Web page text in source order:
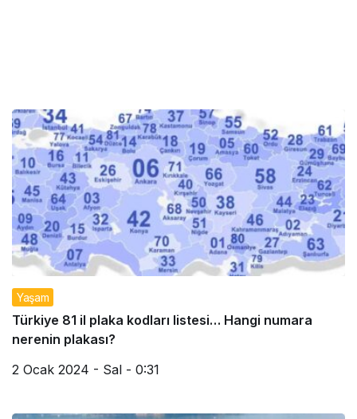
Yaşam
Türkiye 81 il plaka kodları listesi… Hangi numara
nerenin plakası?
2 Ocak 2024 - Sal - 0:31